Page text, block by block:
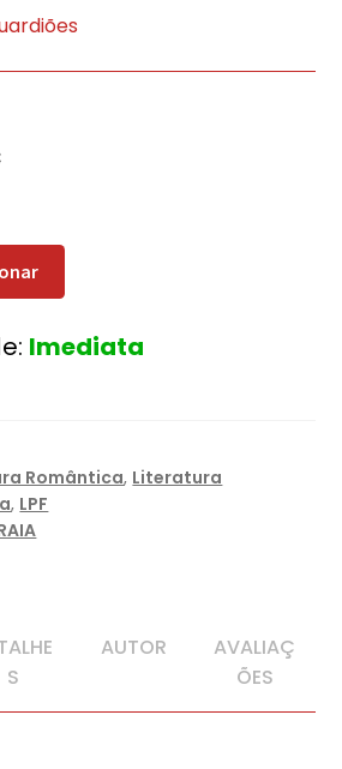
Imediata
Romântica, Literatura
, LPF
S
AUTOR
AVALIAÇ
ÕES